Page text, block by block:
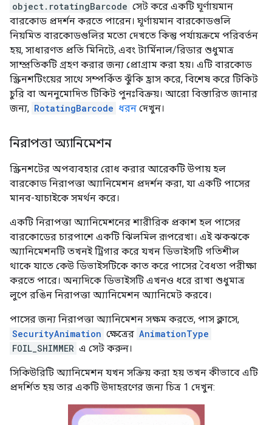
object.rotatingBarcode সেট করে একটি ঘূর্ণায়মান
বারকোড প্রদর্শন করতে পারেন। ঘূর্ণায়মান বারকোডগুলি
নিয়মিত বারকোডগুলির মতো দেখতে কিন্তু পর্যায়ক্রমে পরিবর্তন
হয়, সাধারণত প্রতি মিনিটে, এবং টার্মিনাল/রিডার শুধুমাত্র
সাম্প্রতিকটি গ্রহণ করার জন্য প্রোগ্রাম করা হয়। এটি বারকোড
স্ক্রিনশটিংয়ের সাথে সম্পর্কিত ঝুঁকি হ্রাস করে, বিশেষ করে টিকিট
চুরি বা অননুমোদিত টিকিট পুনঃবিক্রয়। আরো বিস্তারিত জানার
জন্য, RotatingBarcode ধরন দেখুন।
নিরাপত্তা অ্যানিমেশন
স্ক্রিনশটের অপব্যবহার রোধ করার আরেকটি উপায় হল
বারকোড নিরাপত্তা অ্যানিমেশন প্রদর্শন করা, যা একটি পাসের
মানব-যাচাইকে সমর্থন করে।
একটি নিরাপত্তা অ্যানিমেশনের শারীরিক প্রকাশ হল পাসের
বারকোডের চারপাশে একটি ঝিলমিল রূপরেখা। এই ঝকঝকে
অ্যানিমেশনটি তখনই ট্রিগার করে যখন ডিভাইসটি গতিশীল
থাকে যাতে কেউ ডিভাইসটিকে কাত করে পাসের বৈধতা পরীক্ষা
করতে পারে। অন্যদিকে ডিভাইসটি এখনও ধরে রাখা শুধুমাত্র
লুপে রঙিন নিরাপত্তা অ্যানিমেশন অ্যানিমেট করবে।
পাসের জন্য নিরাপত্তা অ্যানিমেশন সক্ষম করতে, পাস ক্লাসে,
SecurityAnimation ক্ষেত্রের AnimationType
FOIL_SHIMMER এ সেট করুন।
সিকিউরিটি অ্যানিমেশন যখন সক্রিয় করা হয় তখন কীভাবে এটি
প্রদর্শিত হয় তার একটি উদাহরণের জন্য চিত্র 1 দেখুন: